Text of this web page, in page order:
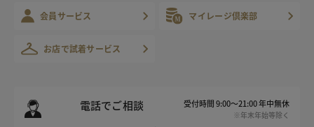
会員サービス マイレージ倶楽部
お店で試着サービス
電話でご相談 受付時間 9:00～21:00 年中無休
※年末年始等除く